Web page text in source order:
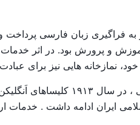
و پرورش بود. در اثر
نمازخانه هایی نیز برای
از بطن این فعالیت های
ایران ادامه داشت . خدمات